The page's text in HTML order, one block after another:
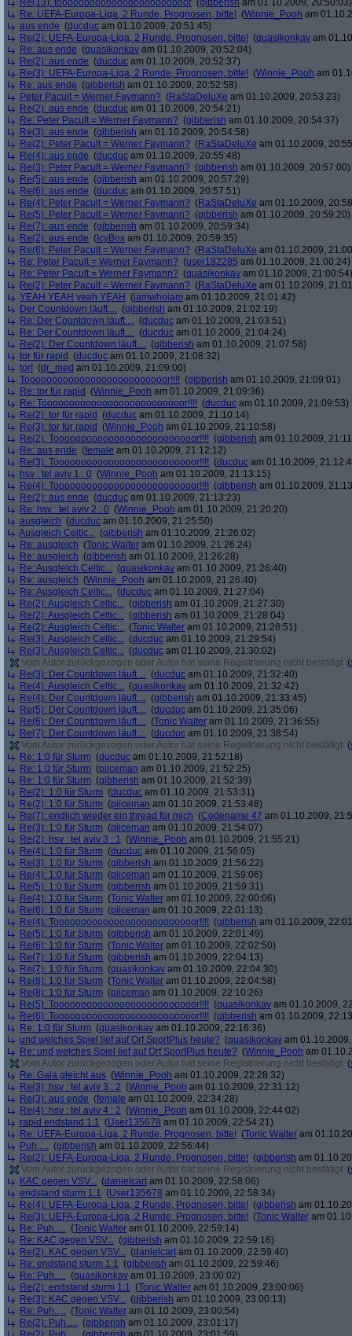
Re(13): toooooooooooooooooooooooor (gibberish am 01.10.2009, 20:50:03)
Re: UEFA-Europa-Liga, 2 Runde, Prognosen, bitte! (Winnie_Pooh am
aus ende (ducduc am 01.10.2009, 20:51:45)
Re(2): UEFA-Europa-Liga, 2 Runde, Prognosen, bitte! (quasikonkav am
Re: aus ende (quasikonkav am 01.10.2009, 20:52:04)
Re(2): aus ende (ducduc am 01.10.2009, 20:52:37)
Re(3): UEFA-Europa-Liga, 2 Runde, Prognosen, bitte! (Winnie_Pooh am
Re: aus ende (gibberish am 01.10.2009, 20:52:58)
Peter Pacult = Werner Faymann? (RaStaDeluXe am 01.10.2009, 20:53:23)
Re(2): aus ende (ducduc am 01.10.2009, 20:54:21)
Re: Peter Pacult = Werner Faymann? (gibberish am 01.10.2009, 20:54:37)
Re(3): aus ende (gibberish am 01.10.2009, 20:54:58)
Re(2): Peter Pacult = Werner Faymann? (RaStaDeluXe am 01.10.2009,
Re(4): aus ende (ducduc am 01.10.2009, 20:55:48)
Re(3): Peter Pacult = Werner Faymann? (gibberish am 01.10.2009, 20:57:00)
Re(5): aus ende (gibberish am 01.10.2009, 20:57:29)
Re(6): aus ende (ducduc am 01.10.2009, 20:57:51)
Re(4): Peter Pacult = Werner Faymann? (RaStaDeluXe am 01.10.2009,
Re(5): Peter Pacult = Werner Faymann? (gibberish am 01.10.2009, 20:59:20)
Re(7): aus ende (gibberish am 01.10.2009, 20:59:34)
Re(2): aus ende ( IcyBox am 01.10.2009, 20:59:35)
Re(6): Peter Pacult = Werner Faymann? (RaStaDeluXe am 01.10.2009,
Re: Peter Pacult = Werner Faymann? (user182285 am 01.10.2009, 21:00:24)
Re: Peter Pacult = Werner Faymann? (quasikonkav am 01.10.2009, 21:00:54)
Re(2): Peter Pacult = Werner Faymann? (RaStaDeluXe am 01.10.2009,
YEAH YEAH yeah YEAH (iamwhoiam am 01.10.2009, 21:01:42)
Der Countdown läuft.... (gibberish am 01.10.2009, 21:02:19)
Re: Der Countdown läuft.... (ducduc am 01.10.2009, 21:03:51)
Re: Der Countdown läuft.... (ducduc am 01.10.2009, 21:04:24)
Re(2): Der Countdown läuft.... (gibberish am 01.10.2009, 21:07:58)
tor für rapid (ducduc am 01.10.2009, 21:08:32)
tor! (dr_med am 01.10.2009, 21:09:00)
Toooooooooooooooooooooooooor!!!! (gibberish am 01.10.2009, 21:09:01)
Re: tor für rapid (Winnie_Pooh am 01.10.2009, 21:09:36)
Re: Toooooooooooooooooooooooooor!!!! (ducduc am 01.10.2009, 21:09:53)
Re(2): tor für rapid (ducduc am 01.10.2009, 21:10:14)
Re(3): tor für rapid (Winnie_Pooh am 01.10.2009, 21:10:58)
Re(2): Toooooooooooooooooooooooooor!!!! (gibberish am 01.10.2009,
Re: aus ende (female am 01.10.2009, 21:12:12)
Re(3): Toooooooooooooooooooooooooor!!!! (ducduc am 01.10.2009,
hsv : tel aviv 1 : 0 (Winnie_Pooh am 01.10.2009, 21:13:15)
Re(4): Toooooooooooooooooooooooooor!!!! (gibberish am 01.10.2009,
Re(2): aus ende (ducduc am 01.10.2009, 21:13:23)
Re: hsv : tel aviv 2 : 0 (Winnie_Pooh am 01.10.2009, 21:20:20)
ausgleich (ducduc am 01.10.2009, 21:25:50)
Ausgleich Celtic... (gibberish am 01.10.2009, 21:26:02)
Re: ausgleich (Tonic Walter am 01.10.2009, 21:26:24)
Re: ausgleich (gibberish am 01.10.2009, 21:26:28)
Re: Ausgleich Celtic... (quasikonkav am 01.10.2009, 21:26:40)
Re: ausgleich (Winnie_Pooh am 01.10.2009, 21:26:40)
Re: Ausgleich Celtic... (ducduc am 01.10.2009, 21:27:04)
Re(2): Ausgleich Celtic... (gibberish am 01.10.2009, 21:27:30)
Re(2): Ausgleich Celtic... (gibberish am 01.10.2009, 21:28:04)
Re(2): Ausgleich Celtic... (Tonic Walter am 01.10.2009, 21:28:51)
Re(3): Ausgleich Celtic... (ducduc am 01.10.2009, 21:29:54)
Re(3): Ausgleich Celtic... (ducduc am 01.10.2009, 21:30:02)
Vom Autor zurückgezogen oder Autor hat seine Registrierung nicht bestätigt (
Re(3): Der Countdown läuft.... (ducduc am 01.10.2009, 21:32:40)
Re(4): Ausgleich Celtic... (quasikonkav am 01.10.2009, 21:32:42)
Re(4): Der Countdown läuft.... (gibberish am 01.10.2009, 21:33:45)
Re(5): Der Countdown läuft.... (ducduc am 01.10.2009, 21:35:06)
Re(6): Der Countdown läuft.... (Tonic Walter am 01.10.2009, 21:36:55)
Re(7): Der Countdown läuft.... (ducduc am 01.10.2009, 21:38:54)
Vom Autor zurückgezogen oder Autor hat seine Registrierung nicht bestätigt (
Re: 1:0 für Sturm (ducduc am 01.10.2009, 21:52:18)
Re: 1:0 für Sturm (piiceman am 01.10.2009, 21:52:25)
Re: 1:0 für Sturm (gibberish am 01.10.2009, 21:52:39)
Re(2): 1:0 für Sturm (ducduc am 01.10.2009, 21:53:31)
Re(2): 1:0 für Sturm (piiceman am 01.10.2009, 21:53:48)
Re(7): endlich wieder ein thread für mich (Codename 47 am 01.10.2009,
Re(3): 1:0 für Sturm (piiceman am 01.10.2009, 21:54:07)
Re(2): hsv : tel aviv 3 : 1 (Winnie_Pooh am 01.10.2009, 21:55:21)
Re(4): 1:0 für Sturm (ducduc am 01.10.2009, 21:56:05)
Re(3): 1:0 für Sturm (gibberish am 01.10.2009, 21:56:22)
Re(4): 1:0 für Sturm (piiceman am 01.10.2009, 21:59:06)
Re(5): 1:0 für Sturm (gibberish am 01.10.2009, 21:59:31)
Re(4): 1:0 für Sturm (Tonic Walter am 01.10.2009, 22:00:06)
Re(6): 1:0 für Sturm (piiceman am 01.10.2009, 22:01:13)
Re(4): Toooooooooooooooooooooooooor!!!! (gibberish am 01.10.2009,
Re(5): 1:0 für Sturm (gibberish am 01.10.2009, 22:01:49)
Re(6): 1:0 für Sturm (Tonic Walter am 01.10.2009, 22:02:50)
Re(7): 1:0 für Sturm (gibberish am 01.10.2009, 22:04:13)
Re(7): 1:0 für Sturm (quasikonkav am 01.10.2009, 22:04:30)
Re(8): 1:0 für Sturm (Tonic Walter am 01.10.2009, 22:04:58)
Re(8): 1:0 für Sturm (piiceman am 01.10.2009, 22:10:26)
Re(5): Toooooooooooooooooooooooooor!!!! (quasikonkav am 01.10.2009,
Re(6): Toooooooooooooooooooooooooor!!!! (gibberish am 01.10.2009,
Re: 1:0 für Sturm (quasikonkav am 01.10.2009, 22:16:36)
und welches Spiel lief auf Orf SportPlus heute? (quasikonkav am
Re: und welches Spiel lief auf Orf SportPlus heute? (Winnie_Pooh am
Vom Autor zurückgezogen oder Autor hat seine Registrierung nicht bestätigt (
Re: Gala gleicht aus (Winnie_Pooh am 01.10.2009, 22:28:32)
Re(3): hsv : tel aviv 3 : 2 (Winnie_Pooh am 01.10.2009, 22:31:12)
Re(3): aus ende (female am 01.10.2009, 22:34:28)
Re(4): hsv : tel aviv 4 : 2 (Winnie_Pooh am 01.10.2009, 22:44:02)
rapid endstand 1:1 (User135678 am 01.10.2009, 22:54:21)
Re: UEFA-Europa-Liga, 2 Runde, Prognosen, bitte! (Tonic Walter am
Puh..... (gibberish am 01.10.2009, 22:56:44)
Re(2): UEFA-Europa-Liga, 2 Runde, Prognosen, bitte! (gibberish am
Vom Autor zurückgezogen oder Autor hat seine Registrierung nicht bestätigt (
KAC gegen VSV... (danielcart am 01.10.2009, 22:58:06)
endstand sturm 1:1 (User135678 am 01.10.2009, 22:58:34)
Re(4): UEFA-Europa-Liga, 2 Runde, Prognosen, bitte! (gibberish am
Re(3): UEFA-Europa-Liga, 2 Runde, Prognosen, bitte! (Tonic Walter am
Re: Puh..... (Tonic Walter am 01.10.2009, 22:59:14)
Re: KAC gegen VSV... (gibberish am 01.10.2009, 22:59:16)
Re(2): KAC gegen VSV... (danielcart am 01.10.2009, 22:59:40)
Re: endstand sturm 1:1 (gibberish am 01.10.2009, 22:59:46)
Re: Puh..... (quasikonkav am 01.10.2009, 23:00:02)
Re(2): endstand sturm 1:1 (Tonic Walter am 01.10.2009, 23:00:06)
Re(3): KAC gegen VSV... (gibberish am 01.10.2009, 23:00:13)
Re: Puh..... (Tonic Walter am 01.10.2009, 23:00:54)
Re(2): Puh..... (gibberish am 01.10.2009, 23:01:17)